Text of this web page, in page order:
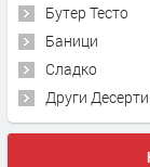
Бутер Тесто
Баници
Сладко
Други Десерти